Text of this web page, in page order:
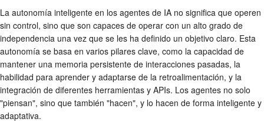
La autonomía inteligente en los agentes de IA no significa que operen
sin control, sino que son capaces de operar con un alto grado de
independencia una vez que se les ha definido un objetivo claro. Esta
autonomía se basa en varios pilares clave, como la capacidad de
mantener una memoria persistente de interacciones pasadas, la
habilidad para aprender y adaptarse de la retroalimentación, y la
integración de diferentes herramientas y APIs. Los agentes no solo
"piensan", sino que también "hacen", y lo hacen de forma inteligente y
adaptativa.